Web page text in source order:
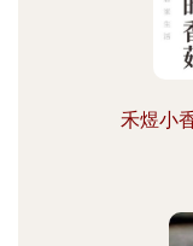
禾煜小